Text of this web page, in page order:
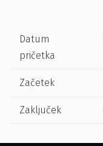
Datum
pričetka
Začetek
Zaključek